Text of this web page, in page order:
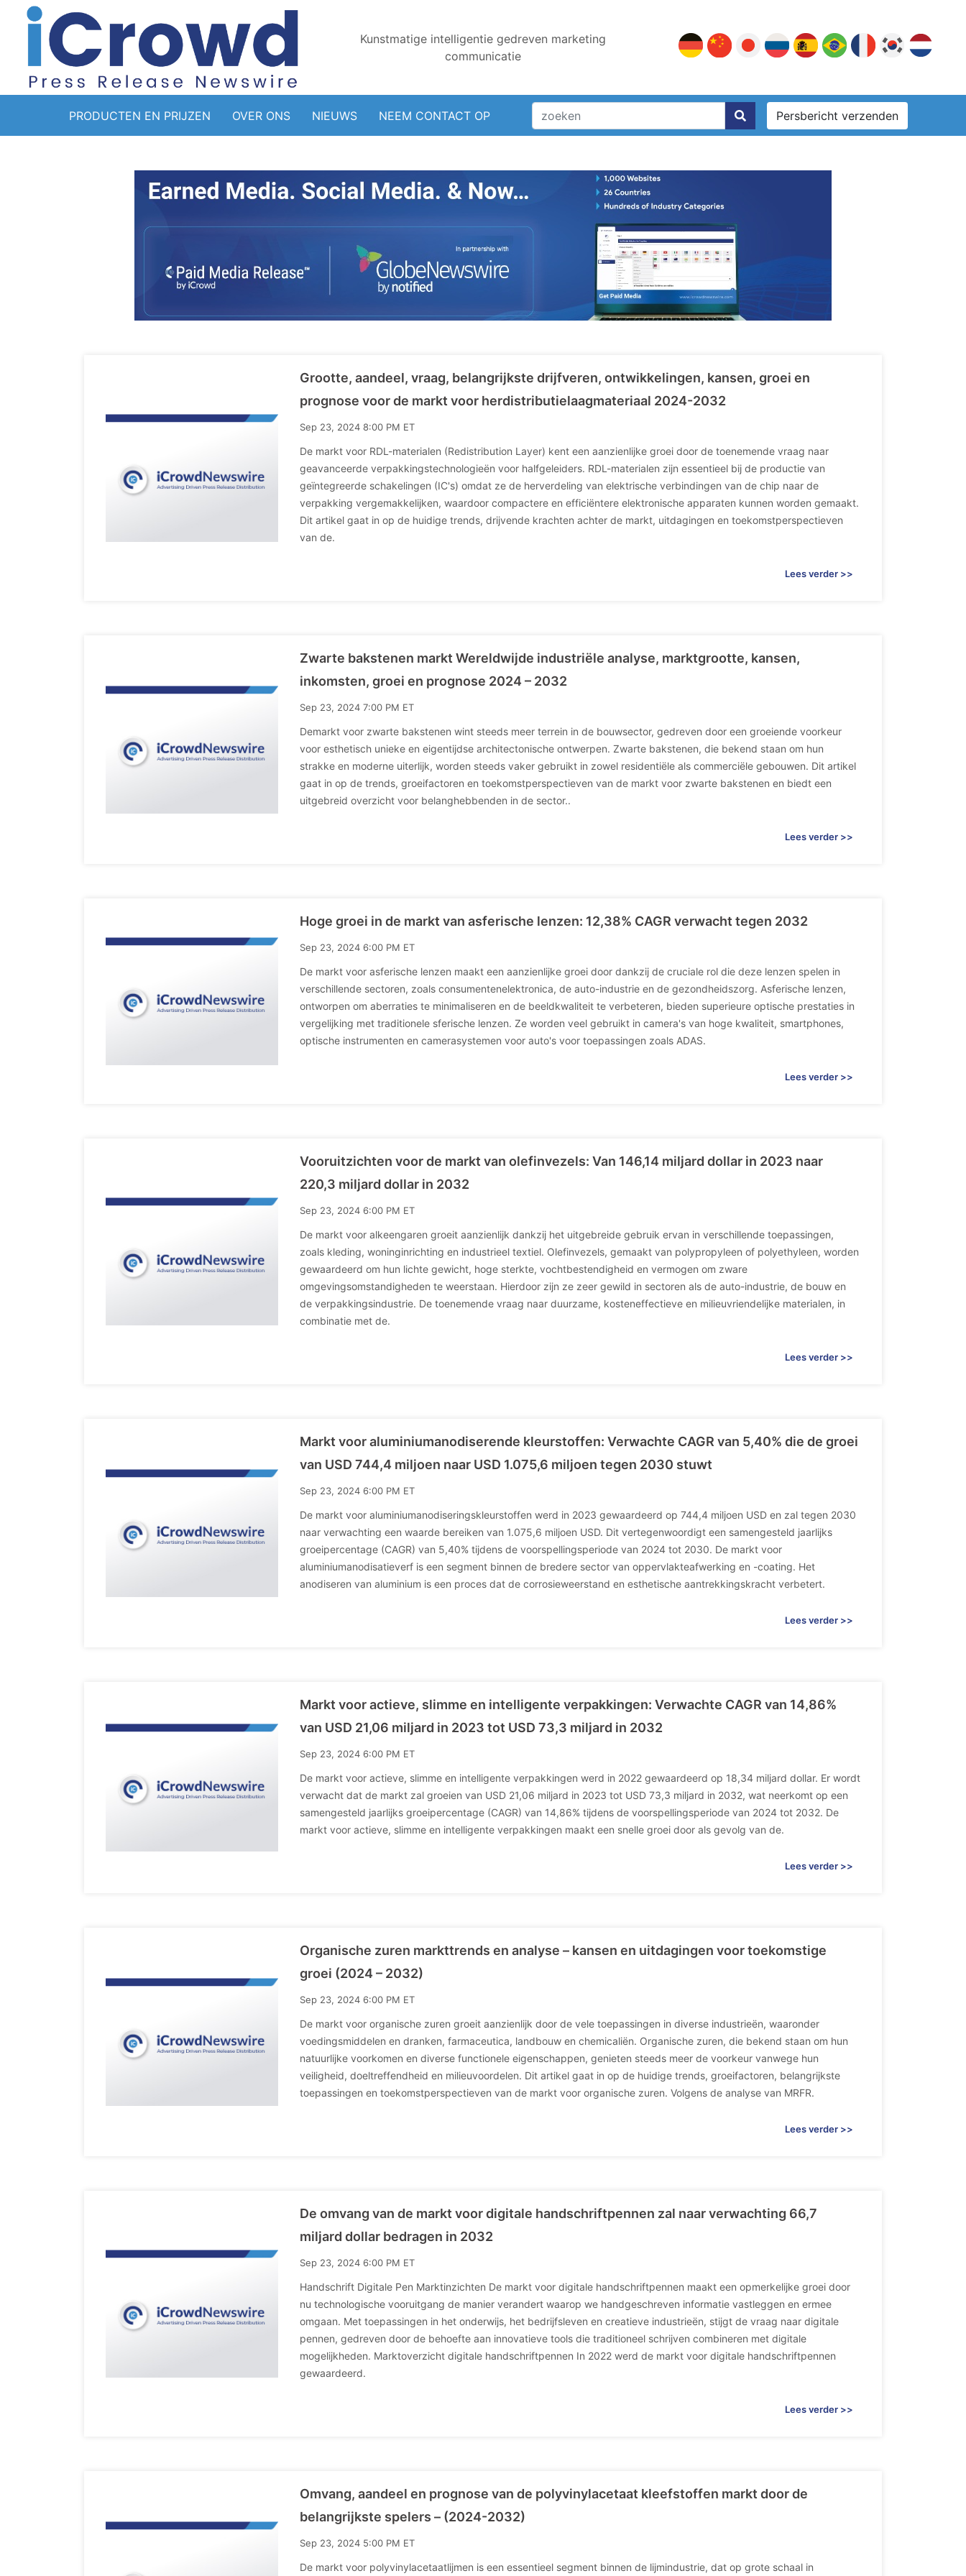
Kunstmatige intelligentie gedreven marketing
communicatie
PRODUCTEN EN PRIJZEN OVER ONS NIEUWS NEEM CONTACT OP Persbericht verzenden
Grootte, aandeel, vraag, belangrijkste drijfveren, ontwikkelingen, kansen, groei en
prognose voor de markt voor herdistributielaagmateriaal 2024-2032
Sep 23, 2024 8:00 PM ET
De markt voor RDL-materialen (Redistribution Layer) kent een aanzienlijke groei door de toenemende vraag naar
geavanceerde verpakkingstechnologieën voor halfgeleiders. RDL-materialen zijn essentieel bij de productie van
geïntegreerde schakelingen (IC's) omdat ze de herverdeling van elektrische verbindingen van de chip naar de
verpakking vergemakkelijken, waardoor compactere en efficiëntere elektronische apparaten kunnen worden gemaakt.
Dit artikel gaat in op de huidige trends, drijvende krachten achter de markt, uitdagingen en toekomstperspectieven
van de.
Lees verder >>
Zwarte bakstenen markt Wereldwijde industriële analyse, marktgrootte, kansen,
inkomsten, groei en prognose 2024 – 2032
Sep 23, 2024 7:00 PM ET
Demarkt voor zwarte bakstenen wint steeds meer terrein in de bouwsector, gedreven door een groeiende voorkeur
voor esthetisch unieke en eigentijdse architectonische ontwerpen. Zwarte bakstenen, die bekend staan om hun
strakke en moderne uiterlijk, worden steeds vaker gebruikt in zowel residentiële als commerciële gebouwen. Dit artikel
gaat in op de trends, groeifactoren en toekomstperspectieven van de markt voor zwarte bakstenen en biedt een
uitgebreid overzicht voor belanghebbenden in de sector..
Lees verder >>
Hoge groei in de markt van asferische lenzen: 12,38% CAGR verwacht tegen 2032
Sep 23, 2024 6:00 PM ET
De markt voor asferische lenzen maakt een aanzienlijke groei door dankzij de cruciale rol die deze lenzen spelen in
verschillende sectoren, zoals consumentenelektronica, de auto-industrie en de gezondheidszorg. Asferische lenzen,
ontworpen om aberraties te minimaliseren en de beeldkwaliteit te verbeteren, bieden superieure optische prestaties in
vergelijking met traditionele sferische lenzen. Ze worden veel gebruikt in camera's van hoge kwaliteit, smartphones,
optische instrumenten en camerasystemen voor auto's voor toepassingen zoals ADAS.
Lees verder >>
Vooruitzichten voor de markt van olefinvezels: Van 146,14 miljard dollar in 2023 naar
220,3 miljard dollar in 2032
Sep 23, 2024 6:00 PM ET
De markt voor alkeengaren groeit aanzienlijk dankzij het uitgebreide gebruik ervan in verschillende toepassingen,
zoals kleding, woninginrichting en industrieel textiel. Olefinvezels, gemaakt van polypropyleen of polyethyleen, worden
gewaardeerd om hun lichte gewicht, hoge sterkte, vochtbestendigheid en vermogen om zware
omgevingsomstandigheden te weerstaan. Hierdoor zijn ze zeer gewild in sectoren als de auto-industrie, de bouw en
de verpakkingsindustrie. De toenemende vraag naar duurzame, kosteneffectieve en milieuvriendelijke materialen, in
combinatie met de.
Lees verder >>
Markt voor aluminiumanodiserende kleurstoffen: Verwachte CAGR van 5,40% die de groei
van USD 744,4 miljoen naar USD 1.075,6 miljoen tegen 2030 stuwt
Sep 23, 2024 6:00 PM ET
De markt voor aluminiumanodiseringskleurstoffen werd in 2023 gewaardeerd op 744,4 miljoen USD en zal tegen 2030
naar verwachting een waarde bereiken van 1.075,6 miljoen USD. Dit vertegenwoordigt een samengesteld jaarlijks
groeipercentage (CAGR) van 5,40% tijdens de voorspellingsperiode van 2024 tot 2030. De markt voor
aluminiumanodisatieverf is een segment binnen de bredere sector van oppervlakteafwerking en -coating. Het
anodiseren van aluminium is een proces dat de corrosieweerstand en esthetische aantrekkingskracht verbetert.
Lees verder >>
Markt voor actieve, slimme en intelligente verpakkingen: Verwachte CAGR van 14,86%
van USD 21,06 miljard in 2023 tot USD 73,3 miljard in 2032
Sep 23, 2024 6:00 PM ET
De markt voor actieve, slimme en intelligente verpakkingen werd in 2022 gewaardeerd op 18,34 miljard dollar. Er wordt
verwacht dat de markt zal groeien van USD 21,06 miljard in 2023 tot USD 73,3 miljard in 2032, wat neerkomt op een
samengesteld jaarlijks groeipercentage (CAGR) van 14,86% tijdens de voorspellingsperiode van 2024 tot 2032. De
markt voor actieve, slimme en intelligente verpakkingen maakt een snelle groei door als gevolg van de.
Lees verder >>
Organische zuren markttrends en analyse – kansen en uitdagingen voor toekomstige
groei (2024 – 2032)
Sep 23, 2024 6:00 PM ET
De markt voor organische zuren groeit aanzienlijk door de vele toepassingen in diverse industrieën, waaronder
voedingsmiddelen en dranken, farmaceutica, landbouw en chemicaliën. Organische zuren, die bekend staan om hun
natuurlijke voorkomen en diverse functionele eigenschappen, genieten steeds meer de voorkeur vanwege hun
veiligheid, doeltreffendheid en milieuvoordelen. Dit artikel gaat in op de huidige trends, groeifactoren, belangrijkste
toepassingen en toekomstperspectieven van de markt voor organische zuren. Volgens de analyse van MRFR.
Lees verder >>
De omvang van de markt voor digitale handschriftpennen zal naar verwachting 66,7
miljard dollar bedragen in 2032
Sep 23, 2024 6:00 PM ET
Handschrift Digitale Pen Marktinzichten De markt voor digitale handschriftpennen maakt een opmerkelijke groei door
nu technologische vooruitgang de manier verandert waarop we handgeschreven informatie vastleggen en ermee
omgaan. Met toepassingen in het onderwijs, het bedrijfsleven en creatieve industrieën, stijgt de vraag naar digitale
pennen, gedreven door de behoefte aan innovatieve tools die traditioneel schrijven combineren met digitale
mogelijkheden. Marktoverzicht digitale handschriftpennen In 2022 werd de markt voor digitale handschriftpennen
gewaardeerd.
Lees verder >>
Omvang, aandeel en prognose van de polyvinylacetaat kleefstoffen markt door de
belangrijkste spelers – (2024-2032)
Sep 23, 2024 5:00 PM ET
De markt voor polyvinylacetaatlijmen is een essentieel segment binnen de lijmindustrie, dat op grote schaal in